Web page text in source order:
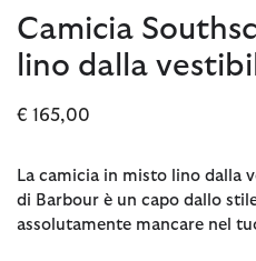
Camicia
lino dalla
€ 165,00
La camicia in misto lino dalla
di Barbour è un capo dallo
assolutamente mancare nel